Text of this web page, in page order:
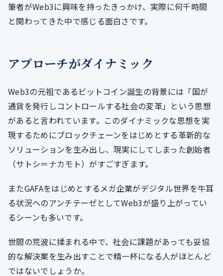
筆者がWeb3に興味を持ったきっかけ、実際に何千時間
と関わってきた中で感じる面白さです。
アプローチがダイナミック
Web3の元祖であるビットコイン誕生の背景には「国が
通貨を発行しコントロールする社会の変革」という思想
があると言われています。このダイナミックな思想を実
現するためにブロックチェーンをはじめとする革新的な
ソリューションを生み出し、現実にしてしまった創始者
（サトシ＝ナカモト）がすごすぎます。
またGAFAをはじめとするメガ企業がデジタル世界を牛耳
る状況へのアンチテーゼとしてWeb3が盛り上がってい
るシーンも多いです。
世間の荒波に揉まれる中で、社会に課題があっても妥協
的な解決案を生み出すことで精一杯になる人がほとんど
ではないでしょうか。